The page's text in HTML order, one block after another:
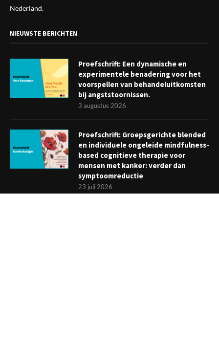
Nederland.
NIEUWSTE BERICHTEN
Proefschrift: Een dynamische en
experimentele benadering voor het
voorspellen van behandeluitkomsten
bij angststoornissen.
3 augustus 2026
Proefschrift: Groepsgerichte blended
en individuele ongeleide mindfulness-
based cognitieve therapie voor
mensen met kanker: verder dan
symptoomreductie
23 juli 2026